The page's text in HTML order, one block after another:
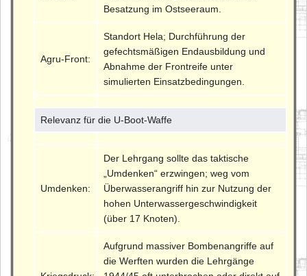
Besatzung im Ostseeraum.
Agru-Front:
Standort Hela; Durchführung der
gefechtsmäßigen Endausbildung und
Abnahme der Frontreife unter
simulierten Einsatzbedingungen.
Relevanz für die U-Boot-Waffe
Umdenken:
Der Lehrgang sollte das taktische
„Umdenken“ erzwingen; weg vom
Überwasserangriff hin zur Nutzung der
hohen Unterwassergeschwindigkeit
(über 17 Knoten).
Aufgrund massiver Bombenangriffe auf
die Werften wurden die Lehrgänge